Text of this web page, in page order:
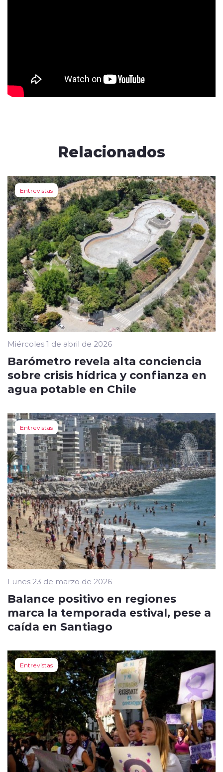
Relacionados
Entrevistas
Miércoles 1 de abril de 2026
Barómetro revela alta conciencia
sobre crisis hídrica y confianza en
agua potable en Chile
Entrevistas
Lunes 23 de marzo de 2026
Balance positivo en regiones
marca la temporada estival, pese a
caída en Santiago
Entrevistas